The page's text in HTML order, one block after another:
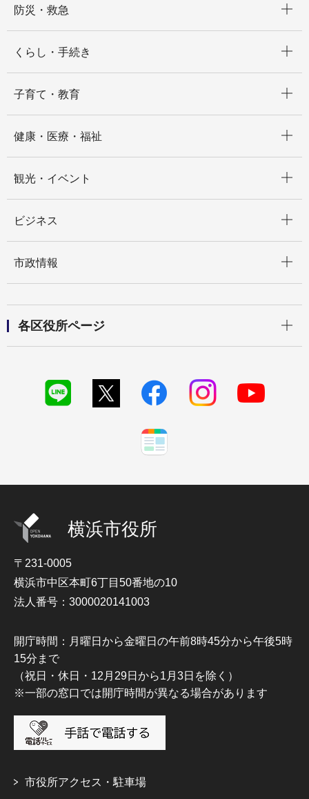
防災・救急
くらし・手続き
子育て・教育
健康・医療・福祉
観光・イベント
ビジネス
市政情報
各区役所ページ
横浜市役所
〒231-0005
横浜市中区本町6丁目50番地の10
法人番号：3000020141003
開庁時間：月曜日から金曜日の午前8時45分から午後5時
15分まで
（祝日・休日・12月29日から1月3日を除く）
※一部の窓口では開庁時間が異なる場合があります
市役所アクセス・駐車場